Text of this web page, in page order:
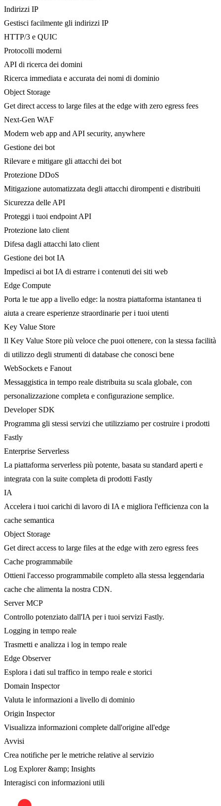
Indirizzi IP
Gestisci facilmente gli indirizzi IP
HTTP/3 e QUIC
Protocolli moderni
API di ricerca dei domini
Ricerca immediata e accurata dei nomi di dominio
Object Storage
Get direct access to large files at the edge with zero egress fees
Next-Gen WAF
Modern web app and API security, anywhere
Gestione dei bot
Rilevare e mitigare gli attacchi dei bot
Protezione DDoS
Mitigazione automatizzata degli attacchi dirompenti e distribuiti
Sicurezza delle API
Proteggi i tuoi endpoint API
Protezione lato client
Difesa dagli attacchi lato client
Gestione dei bot IA
Impedisci ai bot IA di estrarre i contenuti dei siti web
Edge Compute
Porta le tue app a livello edge: la nostra piattaforma istantanea ti
aiuta a creare esperienze straordinarie per i tuoi utenti
Key Value Store
Il Key Value Store più veloce che puoi ottenere, con la stessa facilità
di utilizzo degli strumenti di database che conosci bene
WebSockets e Fanout
Messaggistica in tempo reale distribuita su scala globale, con
personalizzazione completa e configurazione semplice.
Developer SDK
Programma gli stessi servizi che utilizziamo per costruire i prodotti
Fastly
Enterprise Serverless
La piattaforma serverless più potente, basata su standard aperti e
integrata con la suite completa di prodotti Fastly
IA
Accelera i tuoi carichi di lavoro di IA e migliora l'efficienza con la
cache semantica
Object Storage
Get direct access to large files at the edge with zero egress fees
Cache programmabile
Ottieni l'accesso programmabile completo alla stessa leggendaria
cache che alimenta la nostra CDN.
Server MCP
Controllo potenziato dall'IA per i tuoi servizi Fastly.
Logging in tempo reale
Trasmetti e analizza i log in tempo reale
Edge Observer
Esplora i dati sul traffico in tempo reale e storici
Domain Inspector
Valuta le informazioni a livello di dominio
Origin Inspector
Visualizza informazioni complete dall'origine all'edge
Avvisi
Crea notifiche per le metriche relative al servizio
Log Explorer &amp; Insights
Interagisci con informazioni utili